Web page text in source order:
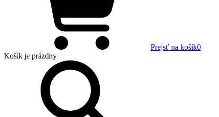
Prejsť na košík0
Košík je prázdny